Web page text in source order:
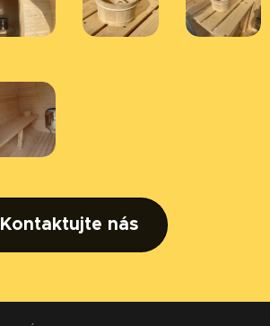
Kontaktujte nás